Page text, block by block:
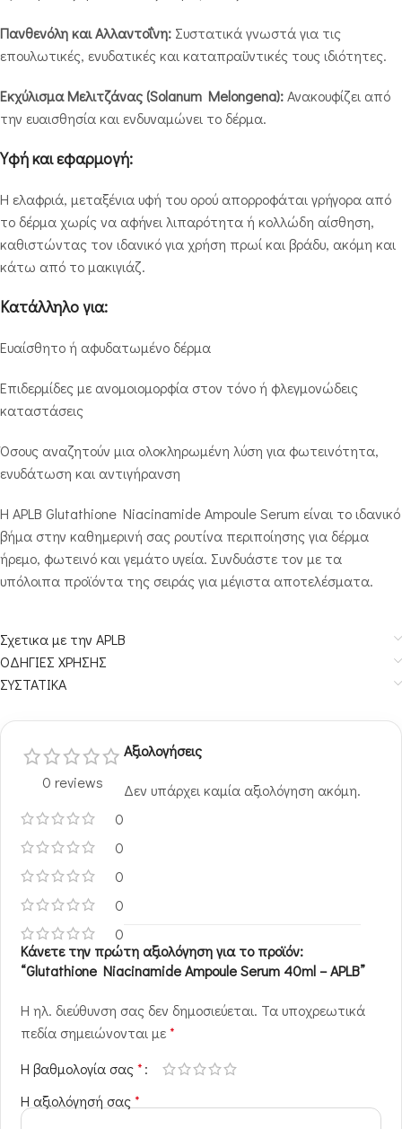
Πανθενόλη και Αλλαντοΐνη: Συστατικά γνωστά για τις
επουλωτικές, ενυδατικές και καταπραϋντικές τους ιδιότητες.
Εκχύλισμα Μελιτζάνας (Solanum Melongena):Ανακουφίζει από
την ευαισθησία και ενδυναμώνει το δέρμα.
Υφή και εφαρμογή:
Η ελαφριά, μεταξένια υφή του ορού απορροφάται γρήγορα από
το δέρμα χωρίς να αφήνει λιπαρότητα ή κολλώδη αίσθηση,
καθιστώντας τον ιδανικό για χρήση πρωί και βράδυ, ακόμη και
κάτω από το μακιγιάζ.
Κατάλληλο για:
Ευαίσθητο ή αφυδατωμένο δέρμα
Επιδερμίδες με ανομοιομορφία στον τόνο ή φλεγμονώδεις
καταστάσεις
Όσους αναζητούν μια ολοκληρωμένη λύση για φωτεινότητα,
ενυδάτωση και αντιγήρανση
Η APLB Glutathione Niacinamide Ampoule Serum είναι το ιδανικό
βήμα στην καθημερινή σας ρουτίνα περιποίησης για δέρμα
ήρεμο, φωτεινό και γεμάτο υγεία. Συνδυάστε τον με τα
υπόλοιπα προϊόντα της σειράς για μέγιστα αποτελέσματα.
Σχετικα με την APLB
ΟΔΗΓΙΕΣ ΧΡΗΣΗΣ
ΣΥΣΤΑΤΙΚΑ
0 reviews
0
0
0
0
0
Αξιολογήσεις
Δεν υπάρχει καμία αξιολόγηση ακόμη.
Κάνετε την πρώτη αξιολόγηση για το προϊόν:
“Glutathione Niacinamide Ampoule Serum 40ml – APLB”
Η ηλ. διεύθυνση σας δεν δημοσιεύεται. Τα υποχρεωτικά
πεδία σημειώνονται με*
Η βαθμολογία σας*
Η αξιολόγησή σας*